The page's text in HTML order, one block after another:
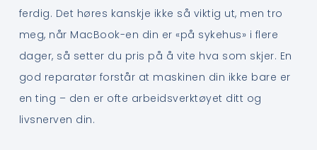
ferdig. Det høres kanskje ikke så viktig ut, men tro
meg, når MacBook-en din er «på sykehus» i flere
dager, så setter du pris på å vite hva som skjer. En
god reparatør forstår at maskinen din ikke bare er
en ting – den er ofte arbeidsverktøyet ditt og
livsnerven din.